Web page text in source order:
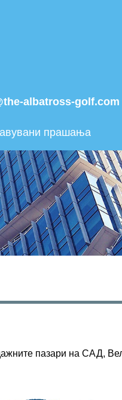
albatross-golf.com
прашања
пазари на САД,